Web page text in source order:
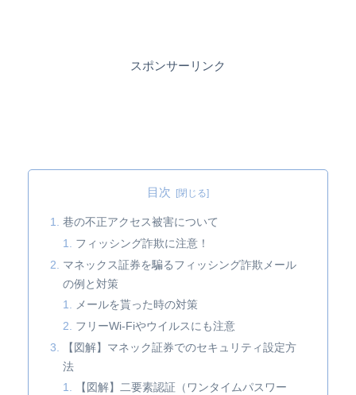
スポンサーリンク
目次
巷の不正アクセス被害について
フィッシング詐欺に注意！
マネックス証券を騙るフィッシング詐欺メール
の例と対策
メールを貰った時の対策
フリーWi-Fiやウイルスにも注意
【図解】マネック証券でのセキュリティ設定方
法
【図解】二要素認証（ワンタイムパスワー